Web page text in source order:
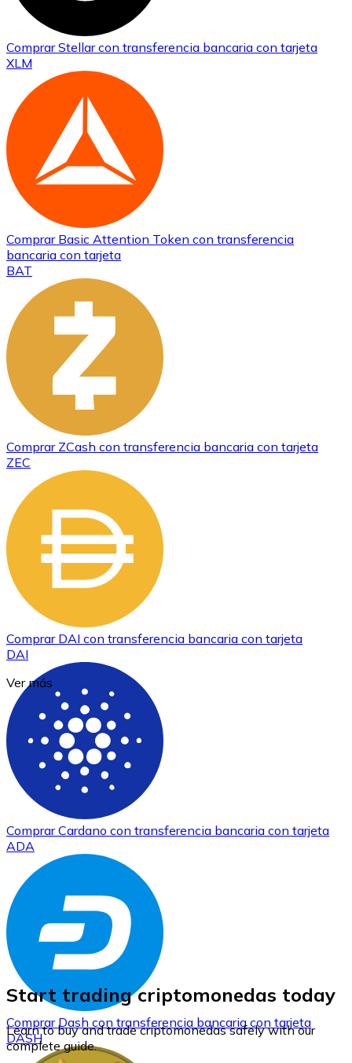
ComprarStellarcon transferencia bancaria con tarjeta
XLM
Comprar Basic Attention Token con transferencia
bancaria con tarjeta
BAT
Comprar ZCash con transferencia bancaria con tarjeta
ZEC
Comprar DAI con transferencia bancaria con tarjeta
DAI
ComprarCardano con transferencia bancaria con tarjeta
ADA
ComprarDash con transferencia bancariacon tarjeta
DASH
Ver más
Start trading criptomonedas today
Learn to buy and trade criptomonedas safely with our
complete guide.